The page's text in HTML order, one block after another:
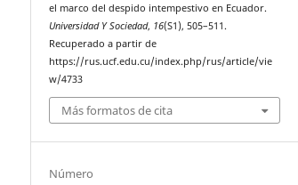
el marco del despido intempestivo en Ecuador.
Universidad Y Sociedad, 16(S1), 505–511.
Recuperado a partir de
https://rus.ucf.edu.cu/index.php/rus/article/vie
w/4733
Más formatos de cita
Número